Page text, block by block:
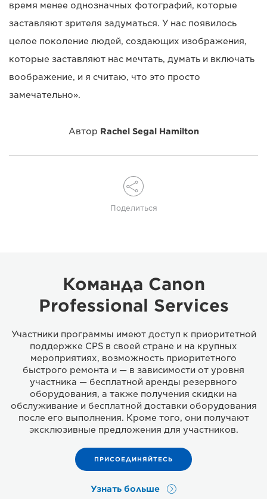
время менее однозначных фотографий, которые
заставляют зрителя задуматься. У нас появилось
целое поколение людей, создающих изображения,
которые заставляют нас мечтать, думать и включать
воображение, и я считаю, что это просто
замечательно».
Автор Rachel Segal Hamilton
Поделиться
Команда Canon
Professional Services
Участники программы имеют доступ к приоритетной
поддержке CPS в своей стране и на крупных
мероприятиях, возможность приоритетного
быстрого ремонта и — в зависимости от уровня
участника — бесплатной аренды резервного
оборудования, а также получения скидки на
обслуживание и бесплатной доставки оборудования
после его выполнения. Кроме того, они получают
эксклюзивные предложения для участников.
ПРИСОЕДИНЯЙТЕСЬ
Узнать больше